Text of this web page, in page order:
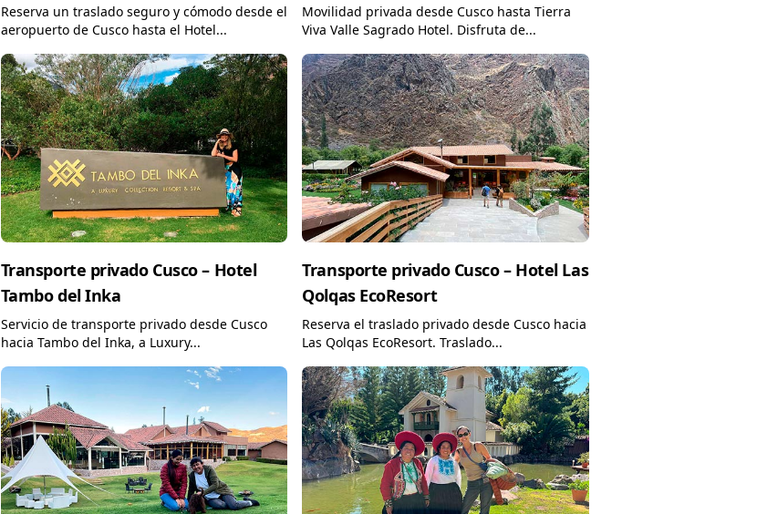
Reserva un traslado seguro y cómodo desde el
aeropuerto de Cusco hasta el Hotel...
Movilidad privada desde Cusco hasta Tierra
Viva Valle Sagrado Hotel. Disfruta de...
Transporte privado Cusco – Hotel
Tambo del Inka
Servicio de transporte privado desde Cusco
hacia Tambo del Inka, a Luxury...
Transporte privado Cusco – Hotel Las
Qolqas EcoResort
Reserva el traslado privado desde Cusco hacia
Las Qolqas EcoResort. Traslado...